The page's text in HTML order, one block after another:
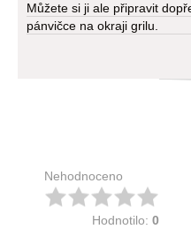
Můžete si ji ale připravit
pánvičce na okraji grilu.
Nehodnoceno
Hodnotilo: 0